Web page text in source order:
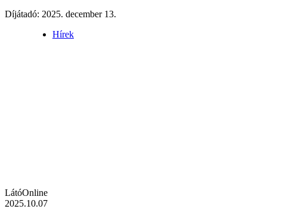
Díjátadó: 2025. december 13.
Hírek
LátóOnline
2025.10.07